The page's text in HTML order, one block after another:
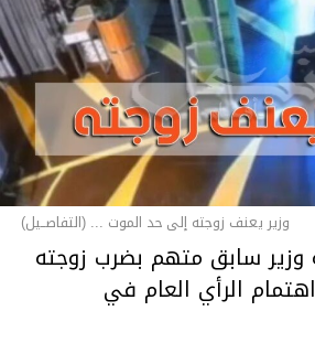
وزير يعنف زوجته إلى حد الموت ... (التفاصــيل)
سابق متهم بضرب زوجته
الرأي العام في